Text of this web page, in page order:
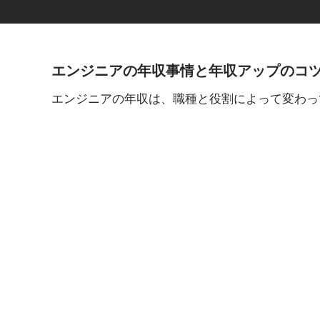
エンジニアの年収事情と年収アップのコ
エンジニアの年収は、職種と役割によって変わ